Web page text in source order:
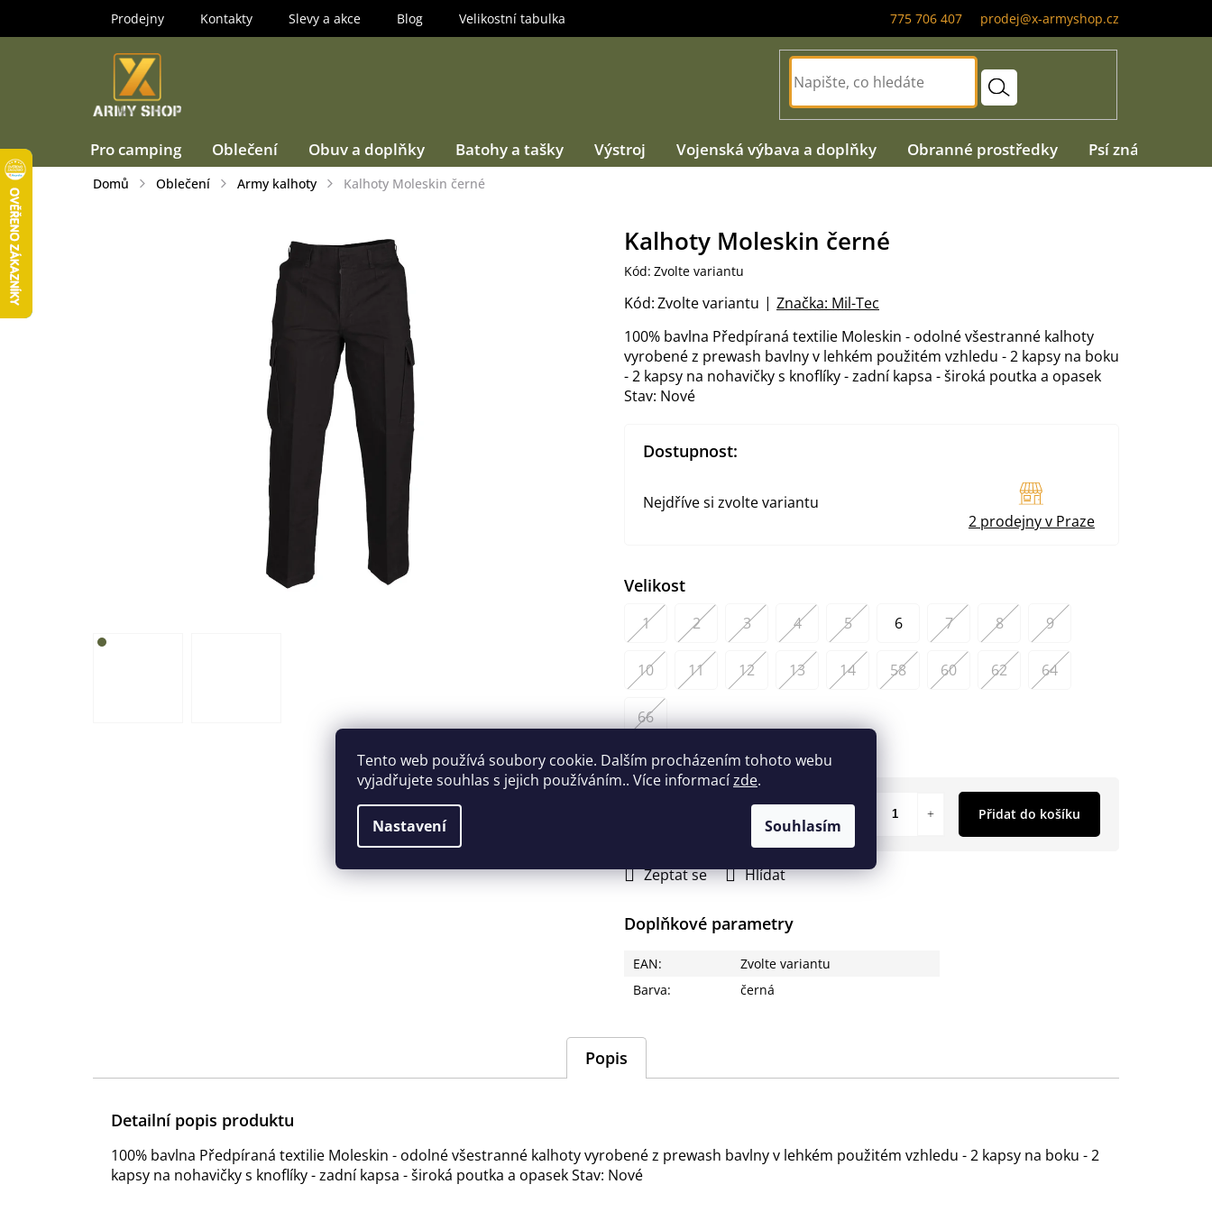
Tento web používá soubory cookie. Dalším procházením tohoto webu
vyjadřujete souhlas s jejich používáním.. Více informacízde.
Nastavení Souhlasím
775 706 407 prodej@x-armyshop.cz
Prodejny Kontakty Slevy a akce Blog Velikostní tabulka
Pro camping Oblečení Obuv a doplňky Batohy a tašky Výstroj Vojenská výbava a doplňky Obranné prostředky Psí známky
Domů Oblečení Army kalhoty Kalhoty Moleskin černé
Velikost
1 2 3 4 5 6 7 8 9
10 11 12 13 14 58 60 62 64
66
Můžeme doručit do:Zvolte variantu
100% bavlna Předpíraná textilie Moleskin - odolné všestranné kalhoty
vyrobené z prewash bavlny v lehkém použitém vzhledu - 2 kapsy na boku
- 2 kapsy na nohavičky s knoflíky - zadní kapsa - široká poutka a opasek
Stav: Nové
Zeptat se Hlídat
Doplňkové parametry
EAN:
Zvolte variantu
Barva: černá
Kalhoty Moleskin černé
Kód: Zvolte variantu
Značka: Mil-Tec
Kód:Zvolte variantu
Přidat do košíku
Dostupnost:
Nejdříve si zvolte variantu
2 prodejny v Praze
Popis
Detailní popis produktu
100% bavlna Předpíraná textilie Moleskin - odolné všestranné kalhoty vyrobené z prewash bavlny v lehkém použitém vzhledu - 2 kapsy na boku - 2
kapsy na nohavičky s knoflíky - zadní kapsa - široká poutka a opasek Stav: Nové